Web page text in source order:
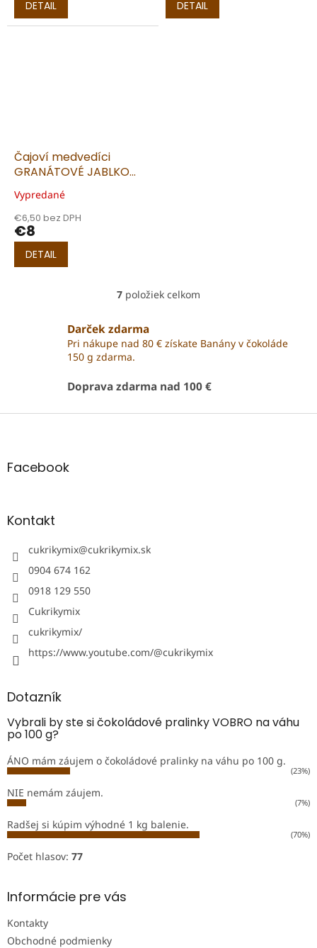
DETAIL DETAIL
Čajoví medvedíci
GRANÁTOVÉ JABLKO
Vypredané
€6,50 bez DPH
€8
DETAIL
O
á
d
c
7 položiek celkom
Darček zdarma
Pri nákupe nad 80 € získate Banány v čokoláde
150 g zdarma.
Doprava zdarma nad 100 €
Z
ä
e
Facebook
Kontakt
cukrikymix@cukrikymix.sk
0904 674 162
0918 129 550
Cukrikymix
cukrikymix/
https://www.youtube.com/@cukrikymix
Dotazník
Vybrali by ste si čokoládové pralinky VOBRO na váhu
po 100 g?
ÁNO mám záujem o čokoládové pralinky na váhu po 100 g.
(23%)
NIE nemám záujem.
(7%)
Radšej si kúpim výhodné 1 kg balenie.
(70%)
Počet hlasov: 77
Informácie pre vás
Kontakty
Obchodné podmienky